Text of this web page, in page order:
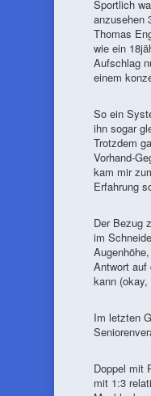
Sportlich
anzusehen
Thomas
wie ein
Aufschlag
einem
So ein
ihn sogar
Trotzdem
Vorhand-
kam mir
Erfahrung
Der Bezug
im
Antwort auf
kann
Im letzten
Doppel mit
mit 1:3